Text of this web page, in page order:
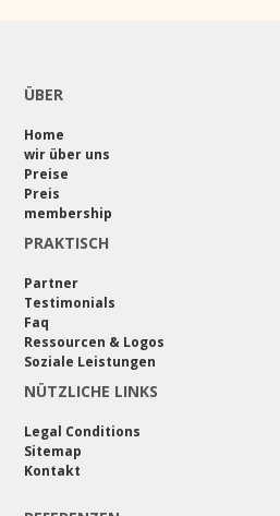
ÜBER
Home
wir über uns
Preise
Preis
membership
PRAKTISCH
Partner
Testimonials
Faq
Ressourcen & Logos
Soziale Leistungen
NÜTZLICHE LINKS
Legal Conditions
Sitemap
Kontakt